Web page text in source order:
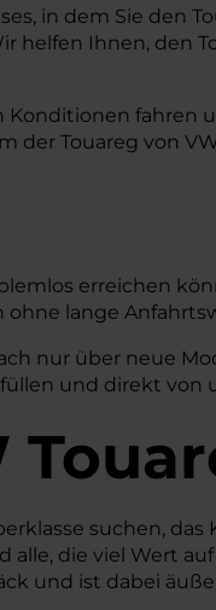
in dem Sie den
helfen Ihnen, den
fahren
der Touareg von
erreichen
ohne lange
nur über neue
und direkt von
suchen,
die viel Wert
und ist dabei